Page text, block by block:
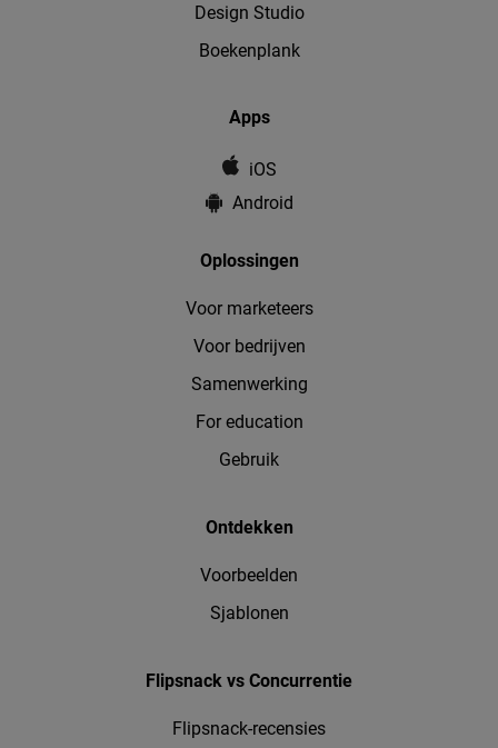
Design Studio
Boekenplank
Apps
iOS
Android
Oplossingen
Voor marketeers
Voor bedrijven
Samenwerking
For education
Gebruik
Ontdekken
Voorbeelden
Sjablonen
Flipsnack vs Concurrentie
Flipsnack-recensies